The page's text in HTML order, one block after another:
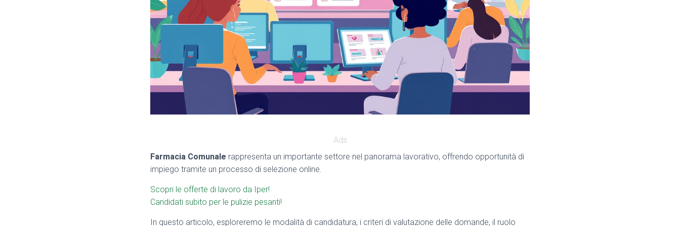
Ads
Farmacia Comunale rappresenta un importante settore nel panorama lavorativo, offrendo opportunità di
impiego tramite un processo di selezione online.
Scopri le offerte di lavoro da Iper!
Candidati subito per le pulizie pesanti!
In questo articolo, esploreremo le modalità di candidatura, i criteri di valutazione delle domande, il ruolo